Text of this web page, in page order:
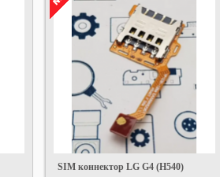
SIM коннектор LG G4 (H540)